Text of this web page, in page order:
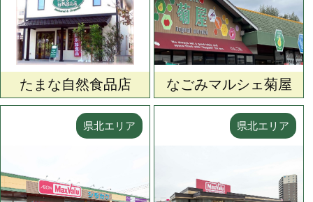
たまな自然食品店 なごみマルシェ菊屋
県北エリア 県北エリア